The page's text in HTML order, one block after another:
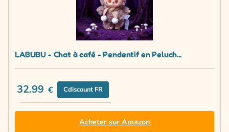
LABUBU - Chat à café - Pendentif en Peluch...
32.99 € Cdiscount FR
Acheter sur Amazon